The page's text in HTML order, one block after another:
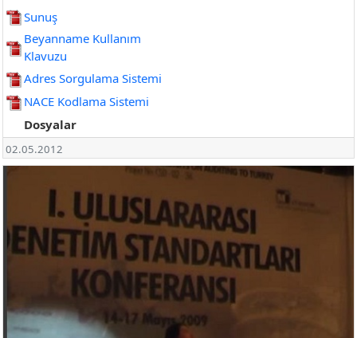
Sunuş
Beyanname Kullanım
Klavuzu
Adres Sorgulama Sistemi
NACE Kodlama Sistemi
Dosyalar
02.05.2012